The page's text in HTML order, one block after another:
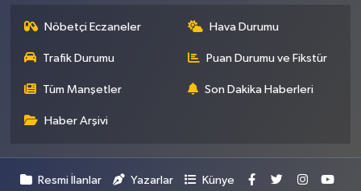
Nöbetçi Eczaneler Hava Durumu
Trafik Durumu Puan Durumu ve Fikstür
Tüm Manşetler Son Dakika Haberleri
Haber Arşivi
Resmi İlanlar Yazarlar Künye